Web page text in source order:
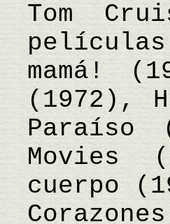
Tom
mamá!
(1972),
Paraíso
Movies
cuerpo